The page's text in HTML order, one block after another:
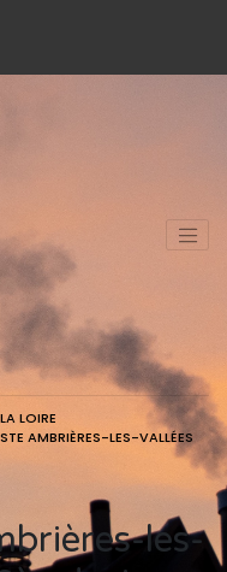
LOIRE
AMBRIÈRES-LES-VALLÉES